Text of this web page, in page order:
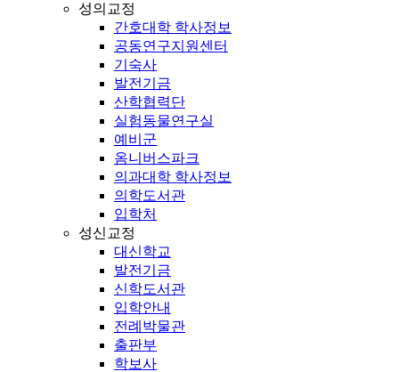
성의교정
간호대학 학사정보
공동연구지원센터
기숙사
발전기금
산학협력단
실험동물연구실
예비군
옴니버스파크
의과대학 학사정보
의학도서관
입학처
성신교정
대신학교
발전기금
신학도서관
입학안내
전례박물관
출판부
학보사